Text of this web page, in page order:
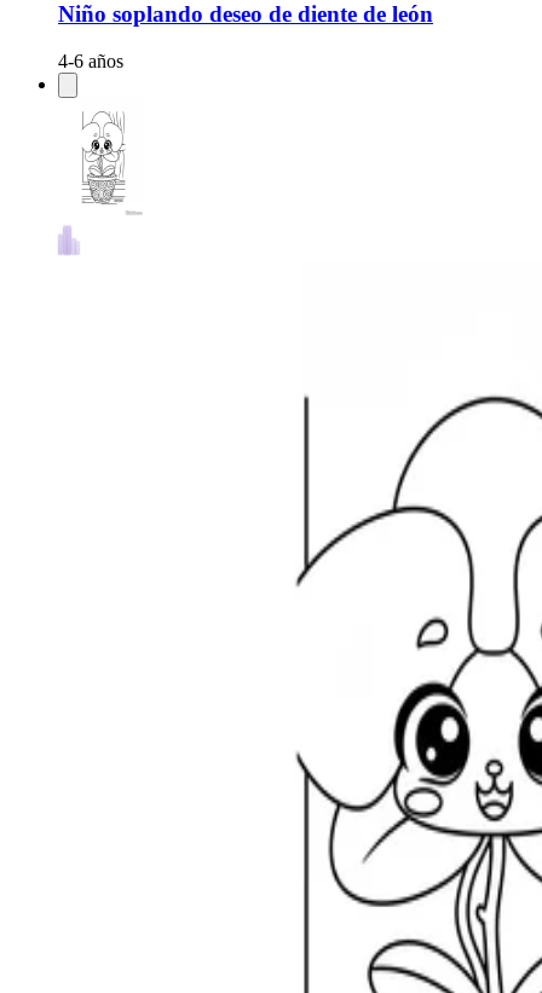
Niño soplando deseo de diente de león
4-6 años